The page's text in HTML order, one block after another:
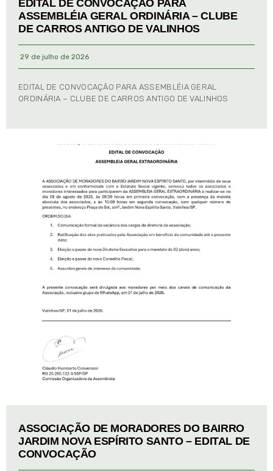
EDITAL DE CONVOCAÇÃO PARA
ASSEMBLÉIA GERAL ORDINÁRIA – CLUBE
DE CARROS ANTIGO DE VALINHOS
29 de julho de 2026
EDITAL DE CONVOCAÇÃO PARA ASSEMBLÉIA GERAL
ORDINÁRIA – CLUBE DE CARROS ANTIGO DE VALINHOS
ASSOCIAÇÃO DE MORADORES DO BAIRRO
JARDIM NOVA ESPÍRITO SANTO – EDITAL DE
CONVOCAÇÃO